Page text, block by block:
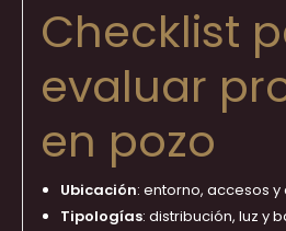
Checklist
evaluar
en pozo
Ubicación: entorno, accesos
Tipologías: distribución, luz y